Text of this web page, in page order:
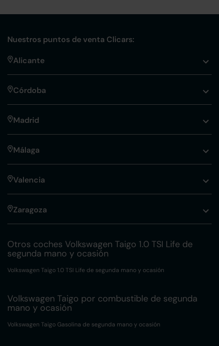
Nuestros puntos de venta Clicars:
Alicante
Córdoba
Madrid
Málaga
Valencia
Zaragoza
Otros coches Volkswagen Taigo 1.0 TSI Life de
segunda mano y ocasión
Volkswagen Taigo 1.0 TSI Life de segunda mano y ocasión
Volkswagen Taigo por combustible de segunda
mano y ocasión
Volkswagen Taigo Gasolina de segunda mano y ocasión